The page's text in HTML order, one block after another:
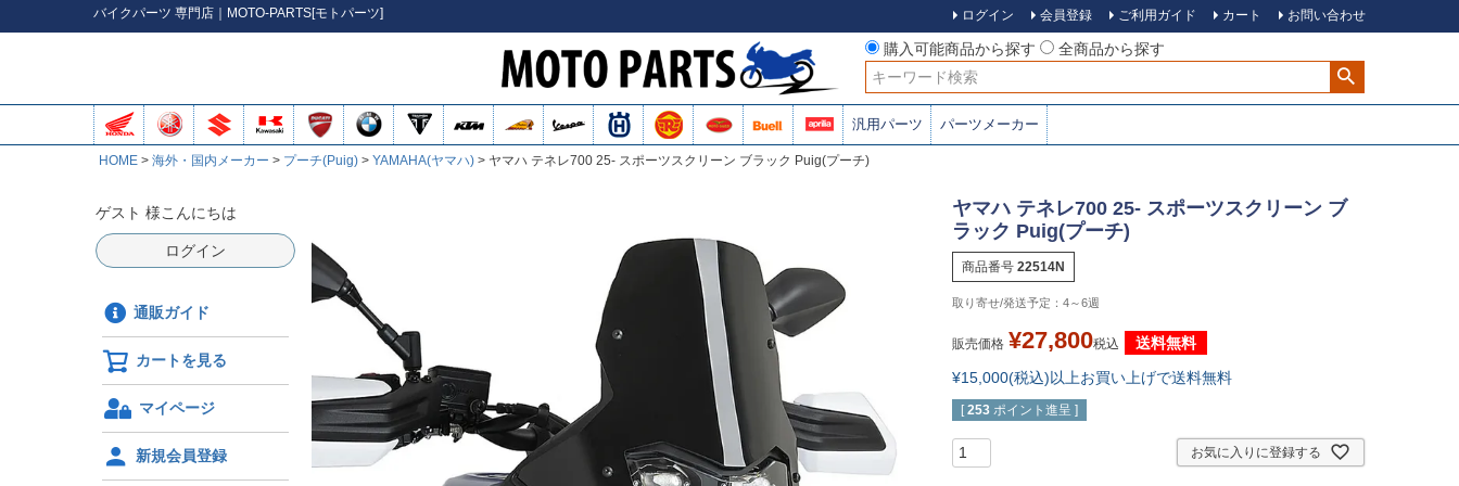
バイクパーツ 専門店｜MOTO-PARTS[モトパーツ] ログイン 会員登録 ご利用ガイド カート お問い合わせ
購入可能商品から探す
全商品から探す
検索
汎用パーツ パーツメーカー
HOME 海外・国内メーカー プーチ(Puig) YAMAHA(ヤマハ) ヤマハ テネレ700 25- スポーツスクリーン ブラック Puig(プーチ)
ゲスト 様こんにちは
ログイン
通販ガイド
カートを見る
マイページ
新規会員登録
ヤマハ テネレ700 25- スポーツスクリーン ブ
ラック Puig(プーチ)
商品番号 22514N
4～6週
販売価格 ¥27,800税込
送料無料
¥15,000(税込)以上お買い上げで送料無料
[ 253 ポイント進呈 ]
お気に入りに登録する